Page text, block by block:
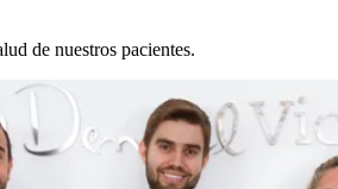
de nuestros pacientes.